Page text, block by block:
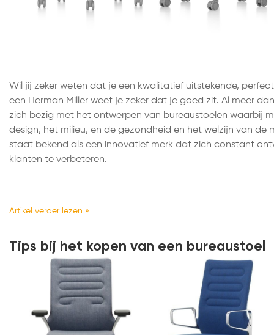
Wil jij zeker weten dat je een kwalitatief uitstekende,
een Herman Miller weet je zeker dat je goed zit. Al meer
zich bezig met het ontwerpen van bureaustoelen waarbij
design, het milieu, en de gezondheid en het welzijn van de
staat bekend als een innovatief merk dat zich constant
klanten te verbeteren.
Artikel verder lezen »
Tips bij het kopen van een bureaustoel